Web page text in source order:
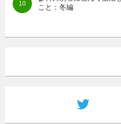
こと：冬編